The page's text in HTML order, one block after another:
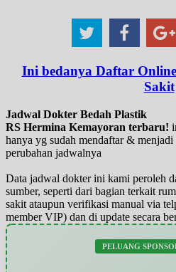
Ini bedanya Daftar
Sakit
Jadwal Dokter Bedah Plastik
RS Hermina Kemayoran terbaru!
hanya yg sudah mendaftar &
perubahan jadwalnya
Data jadwal dokter ini kami peroleh
sumber, seperti dari bagian terkait
sakit ataupun verifikasi manual via
member VIP) dan di update secara
PELUANG